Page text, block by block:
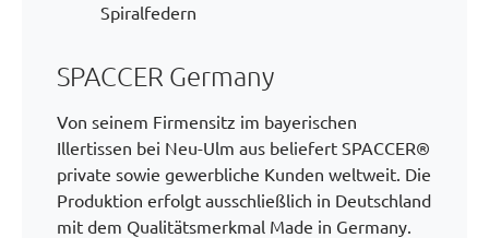
Spiralfedern
SPACCER Germany
Von seinem Firmensitz im bayerischen
Illertissen bei Neu-Ulm aus beliefert SPACCER®
private sowie gewerbliche Kunden weltweit. Die
Produktion erfolgt ausschließlich in Deutschland
mit dem Qualitätsmerkmal Made in Germany.